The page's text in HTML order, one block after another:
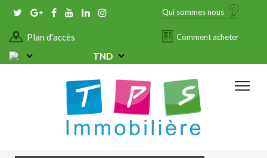
Qui sommes nous
Plan d'accès Comment acheter
TND